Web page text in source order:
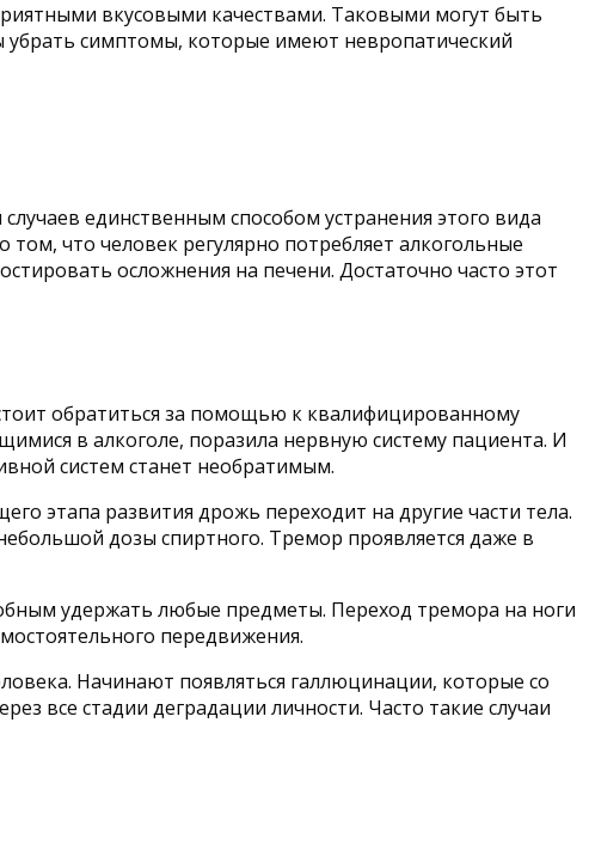
вкусовыми качествами. Таковыми могут быть
убрать симптомы, которые имеют невропатический
единственным способом устранения этого вида
том, что человек регулярно потребляет алкогольные
осложнения на печени. Достаточно часто этот
обратиться за помощью к квалифицированному
в алкоголе, поразила нервную систему пациента. И
систем станет необратимым.
этапа развития дрожь переходит на другие части тела.
дозы спиртного. Тремор проявляется даже в
удержать любые предметы. Переход тремора на ноги
передвижения.
Начинают появляться галлюцинации, которые со
все стадии деградации личности. Часто такие случаи